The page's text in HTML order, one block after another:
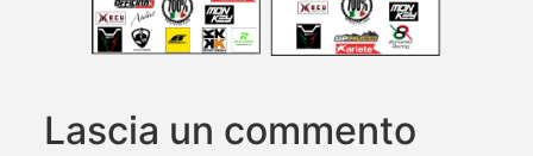
Lascia un commento